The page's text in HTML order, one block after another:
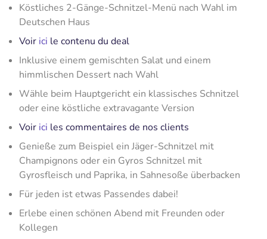
Köstliches 2-Gänge-Schnitzel-Menü nach Wahl im
Deutschen Haus
Voir ici le contenu du deal
Inklusive einem gemischten Salat und einem
himmlischen Dessert nach Wahl
Wähle beim Hauptgericht ein klassisches Schnitzel
oder eine köstliche extravagante Version
Voir ici les commentaires de nos clients
Genieße zum Beispiel ein Jäger-Schnitzel mit
Champignons oder ein ​Gyros Schnitzel mit
Gyrosfleisch und Paprika, in Sahnesoße überbacken
Für jeden ist etwas Passendes dabei!
Erlebe einen schönen Abend mit Freunden oder
Kollegen